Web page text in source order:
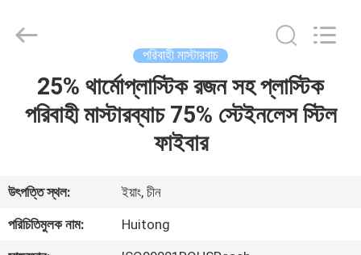
ভিডিও
Materials
পরিবাহী মাস্টারবাচ
25% থার্মোপ্লাস্টিক রজন সহ প্লাস্টিক
পরিবাহী মাস্টারব্যাচ 75% স্টেইনলেস স্টিল
ফাইবার
উৎপত্তি স্থল:
ইয়াং, চীন
পরিচিতিমুলক নাম:
Huitong